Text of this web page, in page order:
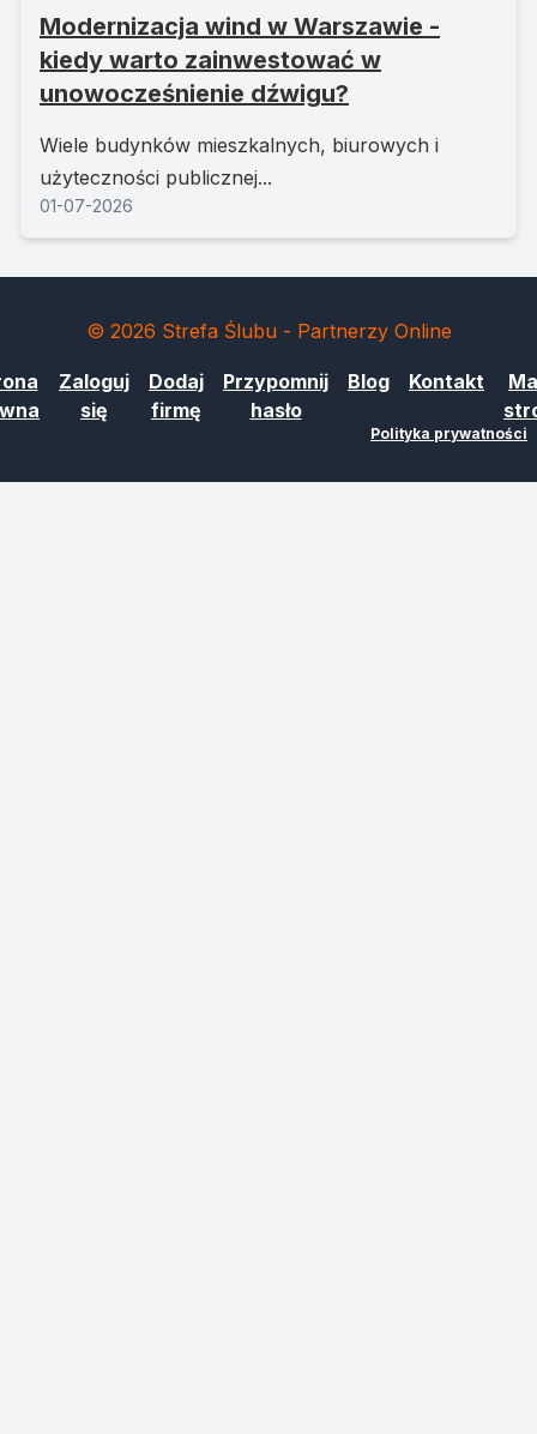
Modernizacja wind w Warszawie -
kiedy warto zainwestować w
unowocześnienie dźwigu?
Wiele budynków mieszkalnych, biurowych i
użyteczności publicznej...
01-07-2026
© 2026 Strefa Ślubu - Partnerzy Online
Zaloguj
się
Dodaj
firmę
Przypomnij
hasło
Blog Kontakt
Polityka prywatności